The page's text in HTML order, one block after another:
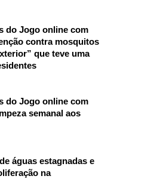
do Jogo online com
contra mosquitos
que teve uma
do Jogo online com
semanal aos
águas estagnadas e
na